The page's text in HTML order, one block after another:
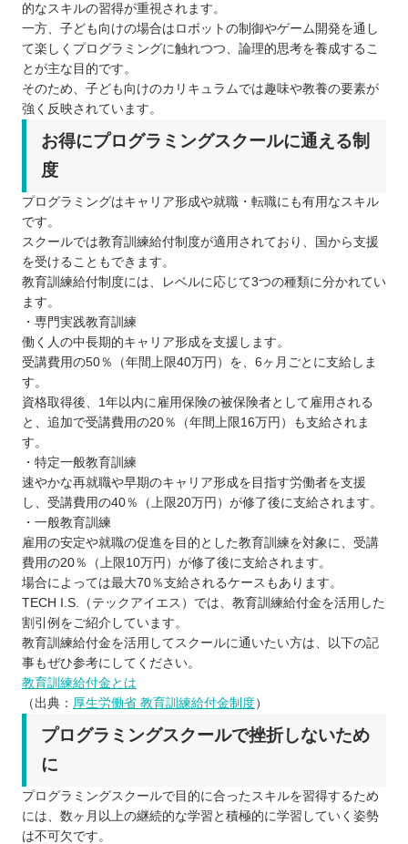
的なスキルの習得が重視されます。
一方、子ども向けの場合はロボットの制御やゲーム開発を通し
て楽しくプログラミングに触れつつ、論理的思考を養成するこ
とが主な目的です。
そのため、子ども向けのカリキュラムでは趣味や教養の要素が
強く反映されています。
お得にプログラミングスクールに通える制
度
プログラミングはキャリア形成や就職・転職にも有用なスキル
です。
スクールでは教育訓練給付制度が適用されており、国から支援
を受けることもできます。
教育訓練給付制度には、レベルに応じて3つの種類に分かれてい
ます。
・専門実践教育訓練
働く人の中長期的キャリア形成を支援します。
受講費用の50％（年間上限40万円）を、6ヶ月ごとに支給しま
す。
資格取得後、1年以内に雇用保険の被保険者として雇用される
と、追加で受講費用の20％（年間上限16万円）も支給されま
す。
・特定一般教育訓練
速やかな再就職や早期のキャリア形成を目指す労働者を支援
し、受講費用の40％（上限20万円）が修了後に支給されます。
・一般教育訓練
雇用の安定や就職の促進を目的とした教育訓練を対象に、受講
費用の20％（上限10万円）が修了後に支給されます。
場合によっては最大70％支給されるケースもあります。
TECH I.S.（テックアイエス）では、教育訓練給付金を活用した
割引例をご紹介しています。
教育訓練給付金を活用してスクールに通いたい方は、以下の記
事もぜひ参考にしてください。
教育訓練給付金とは
（出典： 厚生労働省 教育訓練給付金制度）
プログラミングスクールで挫折しないため
に
プログラミングスクールで目的に合ったスキルを習得するため
には、数ヶ月以上の継続的な学習と積極的に学習していく姿勢
は不可欠です。